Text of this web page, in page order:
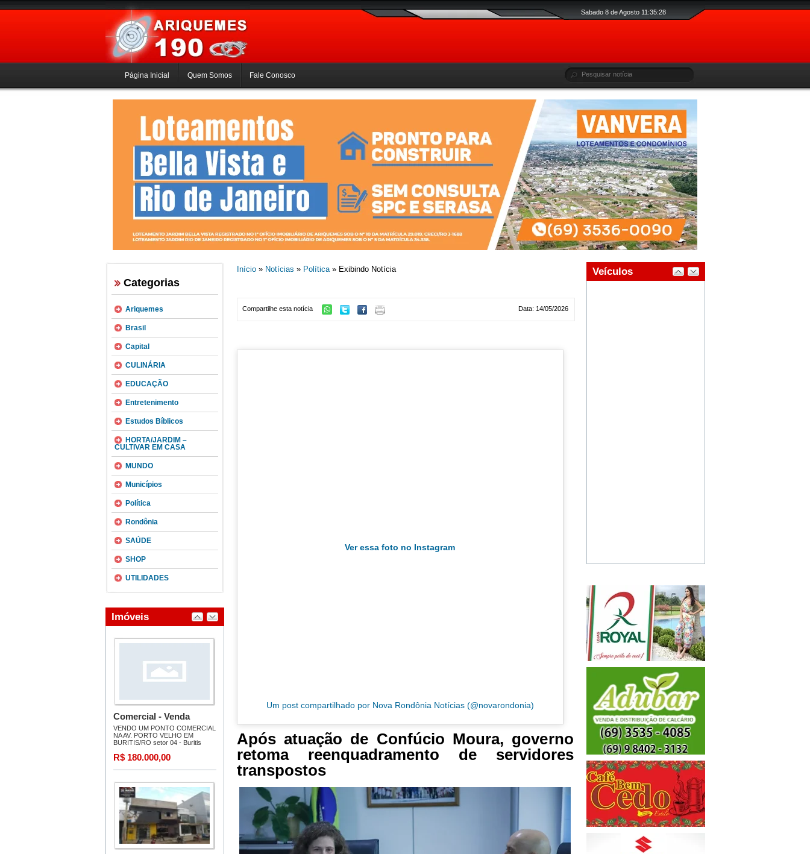
Sabado 8 de Agosto 11:35:29
Página Inicial Quem Somos Fale Conosco
Categorias
Ariquemes
Brasil
Capital
CULINÁRIA
EDUCAÇÃO
Entretenimento
Estudos Bíblicos
HORTA/JARDIM –
CULTIVAR EM CASA
MUNDO
Municípios
Política
Rondônia
SAÚDE
SHOP
UTILIDADES
Início» Notícias » Política» Exibindo Notícia
Data: 14/05/2026
Compartilhe esta notícia
Ver essa foto no Instagram
Um post compartilhado por Nova Rondônia Notícias (@novarondonia)
Após atuação de Confúcio Moura, governo
retoma reenquadramento de servidores
transpostos